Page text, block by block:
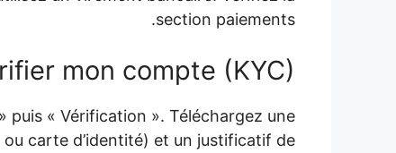
section paiements.
mon compte (KYC) ?
« Vérification ». Téléchargez une
carte d’identité) et un justificatif de